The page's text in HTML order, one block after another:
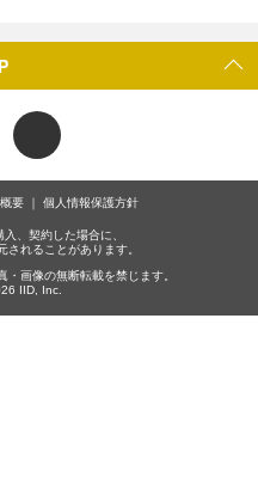
要 個人情報保護方針
、契約した場合に、
されることがあります。
画像の無断転載を禁じます。
IID, Inc.